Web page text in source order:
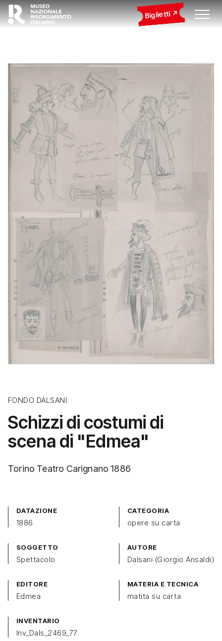
Biglietti
FONDO DALSANI
Schizzi di costumi di
scena di "Edmea"
Torino Teatro Carignano 1886
DATAZIONE
1886
CATEGORIA
opere su carta
SOGGETTO
Spettacolo
AUTORE
Dalsani (Giorgio Ansaldi)
EDITORE
Edmea
MATERIA E TECNICA
matita su carta
INVENTARIO
Inv_Dals_2469_77